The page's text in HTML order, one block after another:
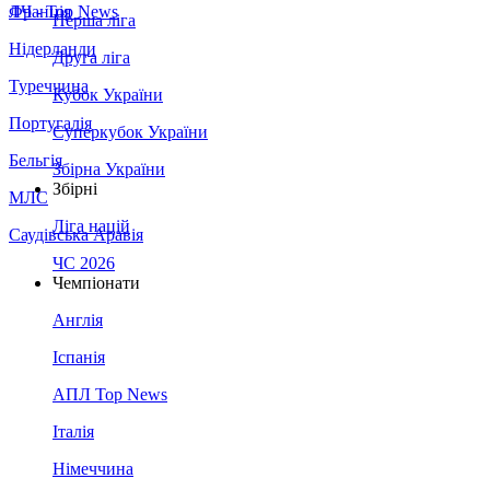
Франція
Нідерланди
Туреччина
Португалія
Бельгія
МЛС
Саудівська Аравія
ЛЧ - Top News
Перша ліга
Друга ліга
Кубок України
Суперкубок України
Збірна України
Збірні
Ліга націй
ЧС 2026
Чемпіонати
Англія
Іспанія
АПЛ Top News
Італія
Німеччина